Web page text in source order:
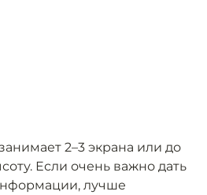
2–3 экрана или до
Если очень важно дать
лучше